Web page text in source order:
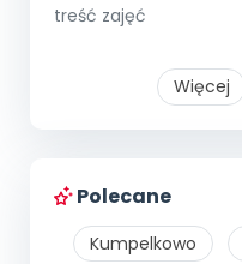
treść zajęć
Więcej
Polecane
Kumpelkowo